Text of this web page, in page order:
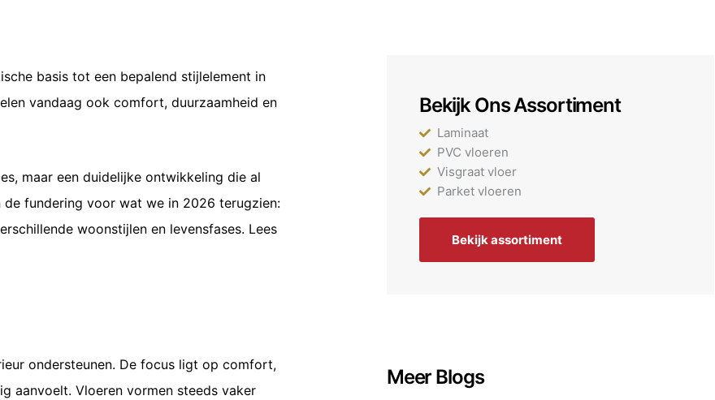
basis tot een bepalend stijlelement in
vandaag ook comfort, duurzaamheid en
maar een duidelijke ontwikkeling die al
fundering voor wat we in 2026 terugzien:
woonstijlen en levensfases. Lees
ondersteunen. De focus ligt op comfort,
aanvoelt. Vloeren vormen steeds vaker
Bekijk Ons Assortiment
Laminaat
PVC vloeren
Visgraat vloer
Parket vloeren
Bekijk assortiment
Meer Blogs